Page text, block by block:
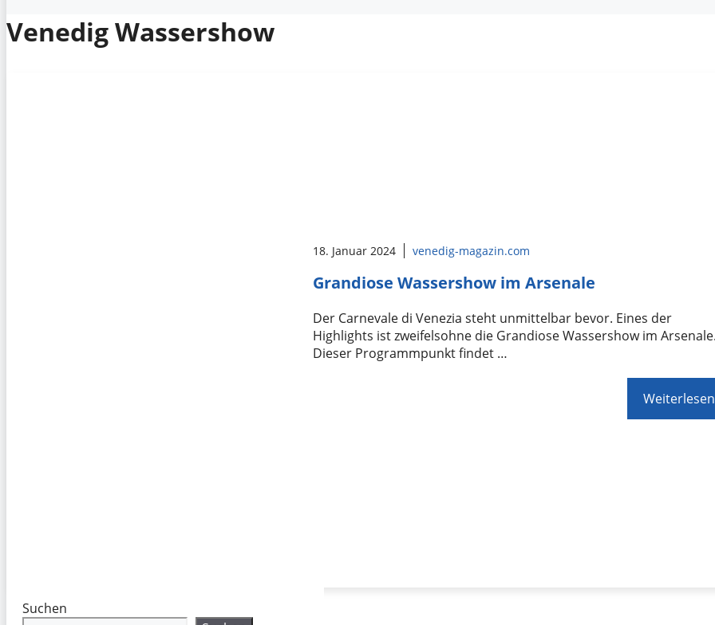
Venedig Wassershow
18. Januar 2024 venedig-magazin.com
Grandiose Wassershow im Arsenale
Der Carnevale di Venezia steht unmittelbar bevor. Eines der
Highlights ist zweifelsohne die Grandiose Wassershow im
Dieser Programmpunkt findet …
Weiterlesen
Suchen